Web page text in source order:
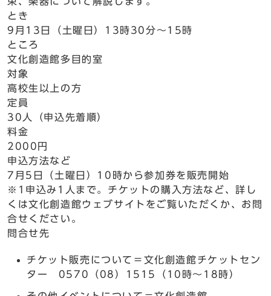
とき
9月13日（土曜日）13時30分～15時
ところ
文化創造館多目的室
対象
高校生以上の方
定員
30人（申込先着順）
料金
2000円
申込方法など
7月5日（土曜日）10時から参加券を販売開始
※1申込み1人まで。チケットの購入方法など、詳し
くは文化創造館ウェブサイトをご覧いただくか、お問
合せください。
問合せ先
チケット販売について＝文化創造館チケットセン
ター 0570（08）1515（10時～18時）